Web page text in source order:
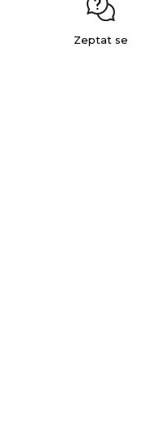
Zeptat se